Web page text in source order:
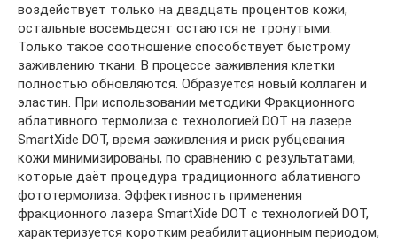
воздействует только на двадцать процентов кожи,
остальные восемьдесят остаются не тронутыми.
Только такое соотношение способствует быстрому
заживлению ткани. В процессе заживления клетки
полностью обновляются. Образуется новый коллаген и
эластин. При использовании методики Фракционного
аблативного термолиза с технологией DOT на лазере
SmartXide DOT, время заживления и риск рубцевания
кожи минимизированы, по сравнению с результатами,
которые даёт процедура традиционного аблативного
фототермолиза. Эффективность применения
фракционного лазера SmartXide DOT с технологией DOT,
характеризуется коротким реабилитационным периодом,